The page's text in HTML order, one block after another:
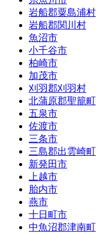
岩船郡粟島浦村
岩船郡関川村
魚沼市
小千谷市
柏崎市
加茂市
刈羽郡刈羽村
北蒲原郡聖籠町
五泉市
佐渡市
三条市
三島郡出雲崎町
新発田市
上越市
胎内市
燕市
十日町市
中魚沼郡津南町